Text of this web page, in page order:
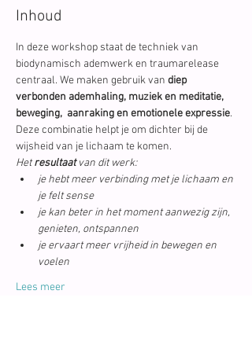
Inhoud
In deze workshop staat de techniek van
biodynamisch ademwerk en traumarelease
centraal. We maken gebruik van diep
verbonden ademhaling, muziek en meditatie,
beweging,  aanraking en emotionele expressie.
Deze combinatie helpt je om dichter bij de
wijsheid van je lichaam te komen.
Het resultaat van dit werk:
je hebt meer verbinding met je lichaam en
je felt sense
je kan beter in het moment aanwezig zijn,
genieten, ontspannen
je ervaart meer vrijheid in bewegen en
voelen
Lees meer